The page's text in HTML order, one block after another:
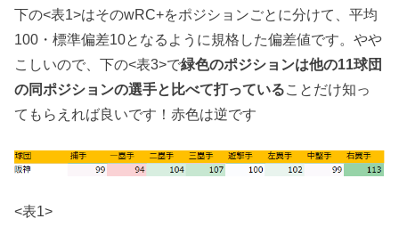
下の<表1>はそのwRC+をポジションごとに分けて、平均
100・標準偏差10となるように規格した偏差値です。やや
こしいので、下の<表3>で緑色のポジションは他の11球団
の同ポジションの選手と比べて打っていることだけ知っ
てもらえれば良いです！赤色は逆です
<表1>